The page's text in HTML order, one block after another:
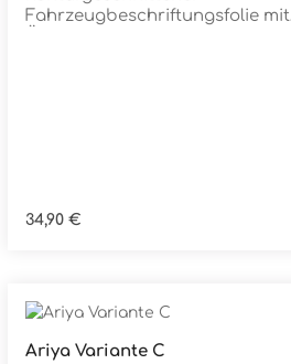
Fahrzeugbeschriftungsfolie mit
Regulärer Preis:
34,90 €
Ariya Variante C